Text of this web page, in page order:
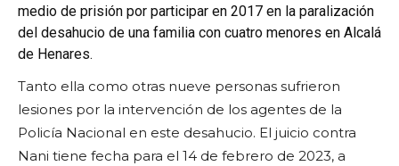
medio de prisión por participar en 2017 en la paralización
del desahucio de una familia con cuatro menores en Alcalá
de Henares.
Tanto ella como otras nueve personas sufrieron
lesiones por la intervención de los agentes de la
Policía Nacional en este desahucio. El juicio contra
Nani tiene fecha para el 14 de febrero de 2023, a